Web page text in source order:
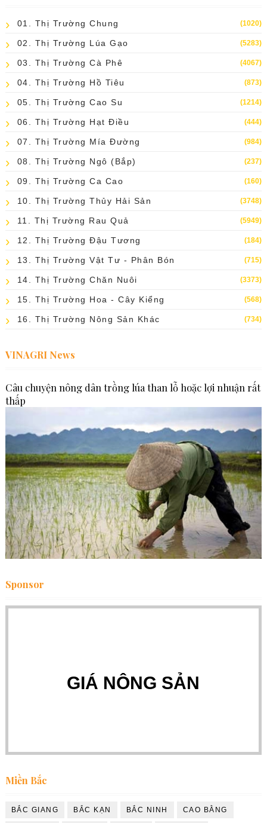
01. Thị Trường Chung (1020)
02. Thị Trường Lúa Gạo (5283)
03. Thị Trường Cà Phê (4067)
04. Thị Trường Hồ Tiêu (873)
05. Thị Trường Cao Su (1214)
06. Thị Trường Hạt Điều (444)
07. Thị Trường Mía Đường (984)
08. Thị Trường Ngô (bắp) (237)
09. Thị Trường Ca Cao (160)
10. Thị Trường Thủy Hải Sản (3748)
11. Thị Trường Rau Quả (5949)
12. Thị Trường Đậu Tương (184)
13. Thị Trường Vật Tư - Phân Bón (715)
14. Thị Trường Chăn Nuôi (3373)
15. Thị Trường Hoa - Cây Kiểng (568)
16. Thị Trường Nông Sản Khác (734)
VINAGRI News
Câu chuyện nông dân trồng lúa than lỗ hoặc lợi nhuận rất
thấp
Sponsor
GIÁ NÔNG SẢN
Miền Bắc
BẮC GIANG BẮC KẠN BẮC NINH CAO BẰNG